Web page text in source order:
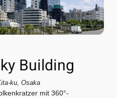
Building
Osaka
mit 360°-